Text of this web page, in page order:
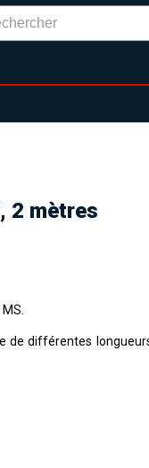
2 mètres
de différentes